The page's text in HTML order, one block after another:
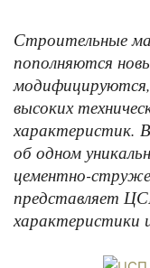
Строительные
пополняются
модифицируются,
высоких
характеристик.
об одном
цементно-
представляет
характеристики